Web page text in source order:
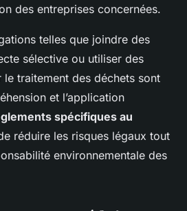
des entreprises concernées.
telles que joindre des
sélective ou utiliser des
traitement des déchets sont
et l’application
spécifiques au
réduire les risques légaux tout
environnementale des